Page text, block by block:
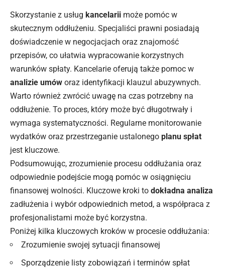
Skorzystanie z usług kancelarii może pomóc w
skutecznym oddłużeniu. Specjaliści prawni posiadają
doświadczenie w negocjacjach oraz znajomość
przepisów, co ułatwia wypracowanie korzystnych
warunków spłaty. Kancelarie oferują także pomoc w
analizie umów oraz identyfikacji klauzul abuzywnych.
Warto również zwrócić uwagę na czas potrzebny na
oddłużenie. To proces, który może być długotrwały i
wymaga systematyczności. Regularne monitorowanie
wydatków oraz przestrzeganie ustalonego planu spłat
jest kluczowe.
Podsumowując, zrozumienie procesu oddłużania oraz
odpowiednie podejście mogą pomóc w osiągnięciu
finansowej wolności. Kluczowe kroki to dokładna analiza
zadłużenia i wybór odpowiednich metod, a współpraca z
profesjonalistami może być korzystna.
Poniżej kilka kluczowych kroków w procesie oddłużania:
Zrozumienie swojej sytuacji finansowej
Sporządzenie listy zobowiązań i terminów spłat